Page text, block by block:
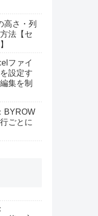
高さ・列
法【セ
ファイ
設定す
集を制
BYROW
ごとに